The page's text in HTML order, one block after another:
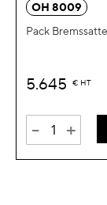
OH 8009
Pack
5.645 € HT
- +